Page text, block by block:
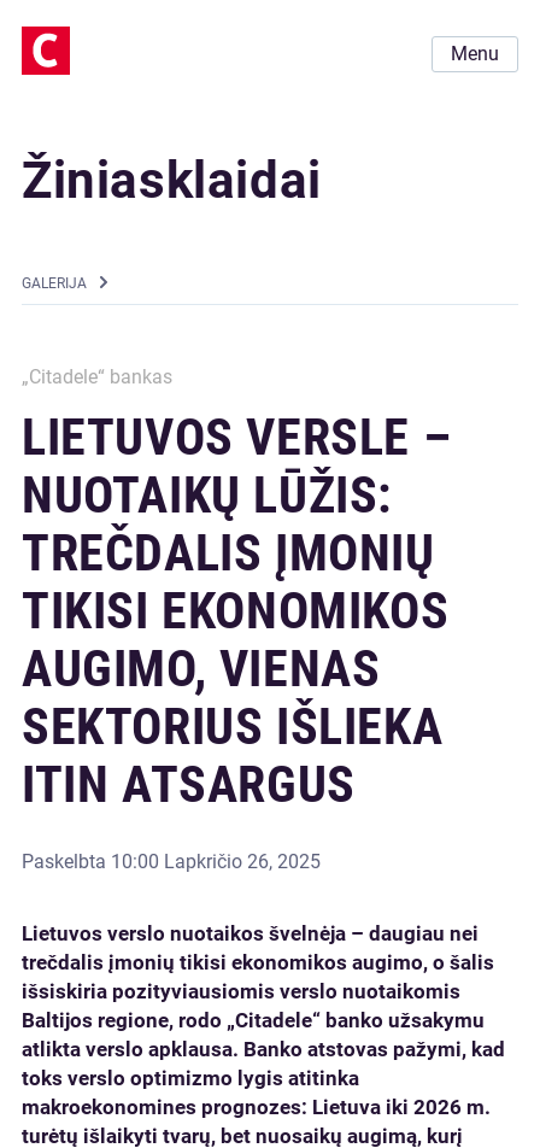
Menu
Žiniasklaidai
GALERIJA
„Citadele“ bankas
LIETUVOS VERSLE –
NUOTAIKŲ LŪŽIS:
TREČDALIS ĮMONIŲ
TIKISI EKONOMIKOS
AUGIMO, VIENAS
SEKTORIUS IŠLIEKA
ITIN ATSARGUS
Paskelbta 10:00 Lapkričio 26, 2025
Lietuvos verslo nuotaikos švelnėja – daugiau nei
trečdalis įmonių tikisi ekonomikos augimo, o šalis
išsiskiria pozityviausiomis verslo nuotaikomis
Baltijos regione, rodo „Citadele“ banko užsakymu
atlikta verslo apklausa. Banko atstovas pažymi, kad
toks verslo optimizmo lygis atitinka
makroekonomines prognozes: Lietuva iki 2026 m.
turėtų išlaikyti tvarų, bet nuosaikų augimą, kurį